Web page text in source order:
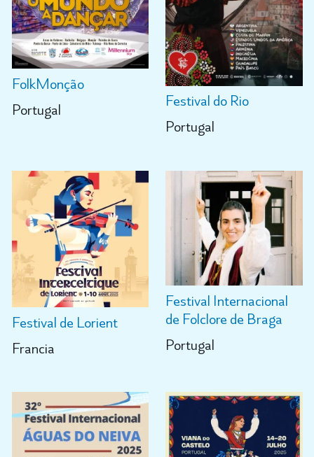
FolkMonção
Portugal
Festival do Rio
Portugal
Festival de Lorient
Francia
Festival Internacional
de Folclore de Braga
Portugal